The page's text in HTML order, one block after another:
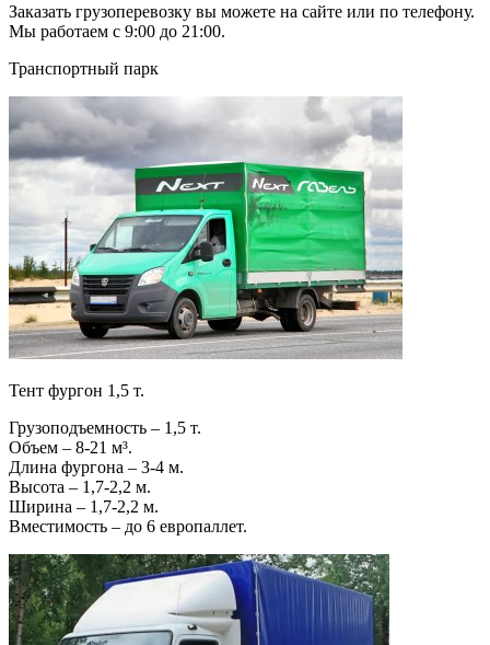
Заказать грузоперевозку вы можете на сайте или по телефону.
Мы работаем с 9:00 до 21:00.
Транспортный парк
Тент фургон 1,5 т.
Грузоподъемность – 1,5 т.
Объем – 8-21 м³.
Длина фургона – 3-4 м.
Высота – 1,7-2,2 м.
Ширина – 1,7-2,2 м.
Вместимость – до 6 европаллет.